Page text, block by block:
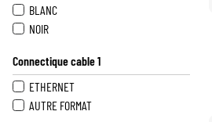
BLANC
NOIR
Connectique cable 1
ETHERNET
AUTRE FORMAT